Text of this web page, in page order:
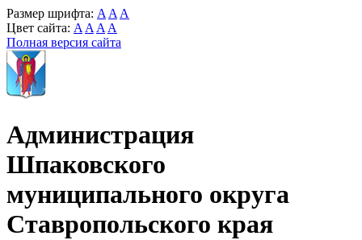
Размер шрифта: A A A
Цвет сайта: A A A A
Полная версия сайта
Администрация
Шпаковского
муниципального округа
Ставропольского края